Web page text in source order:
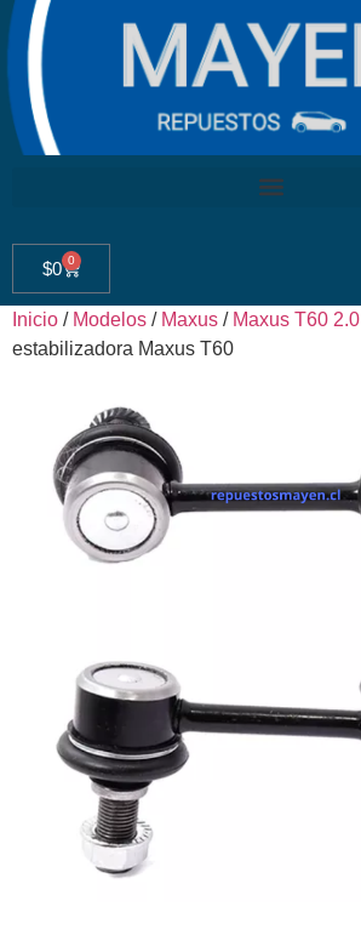
$0 0
Inicio / Modelos / Maxus / Maxus T60 2.0
estabilizadora Maxus T60